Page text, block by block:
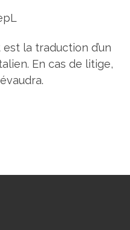
la traduction d’un
En cas de litige,